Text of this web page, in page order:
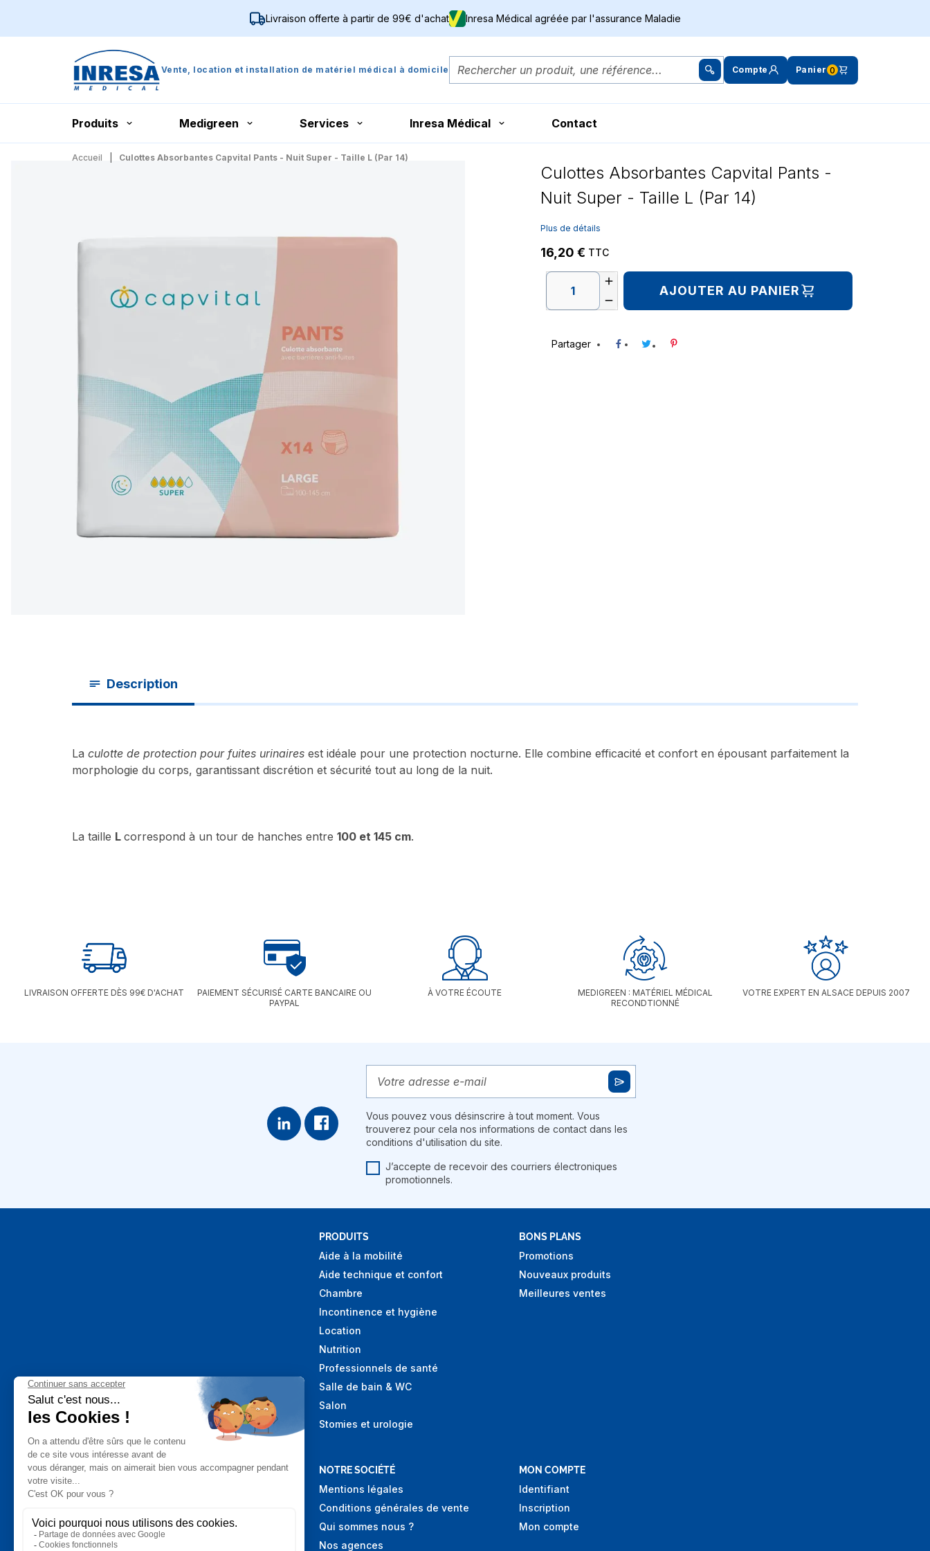
Livraison offerte à partir de 99€ d'achat Inresa Médical agréée par l'assurance Maladie
Vente, location et installation de matériel médical à domicile Compte Panier 0
Produits Medigreen Services Inresa Médical Contact
Accueil Culottes Absorbantes Capvital Pants - Nuit Super - Taille L (Par 14)
Culottes Absorbantes Capvital Pants -
Nuit Super - Taille L (Par 14)
Plus de détails
16,20 € TTC


AJOUTER AU PANIER
Partager
Description
La culotte de protection pour fuites urinaires est idéale pour une protection nocturne. Elle combine efficacité et confort en épousant parfaitement la
morphologie du corps, garantissant discrétion et sécurité tout au long de la nuit.
La taille L correspond à un tour de hanches entre 100 et 145 cm.
LIVRAISON OFFERTE DÈS 99€ D'ACHAT
PAIEMENT SÉCURISÉ CARTE BANCAIRE OU
PAYPAL
À VOTRE ÉCOUTE
MEDIGREEN : MATÉRIEL MÉDICAL
RECONDTIONNÉ
VOTRE EXPERT EN ALSACE DEPUIS 2007
Vous pouvez vous désinscrire à tout moment. Vous
trouverez pour cela nos informations de contact dans les
conditions d'utilisation du site.
J’accepte de recevoir des courriers électroniques
promotionnels.
PRODUITS
Aide à la mobilité
Aide technique et confort
Chambre
Incontinence et hygiène
Location
Nutrition
Professionnels de santé
Salle de bain & WC
Salon
Stomies et urologie
BONS PLANS
Promotions
Nouveaux produits
Meilleures ventes
NOTRE SOCIÉTÉ
Mentions légales
Conditions générales de vente
Qui sommes nous ?
Nos agences
MON COMPTE
Identifiant
Inscription
Mon compte